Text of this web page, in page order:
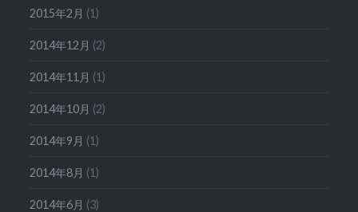
2015年2月 (1)
2014年12月 (2)
2014年11月 (1)
2014年10月 (2)
2014年9月 (1)
2014年8月 (1)
2014年6月 (3)